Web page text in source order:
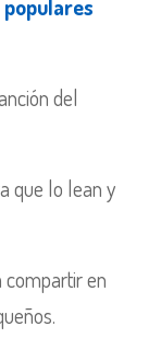
populares
del
que lo lean y
compartir en